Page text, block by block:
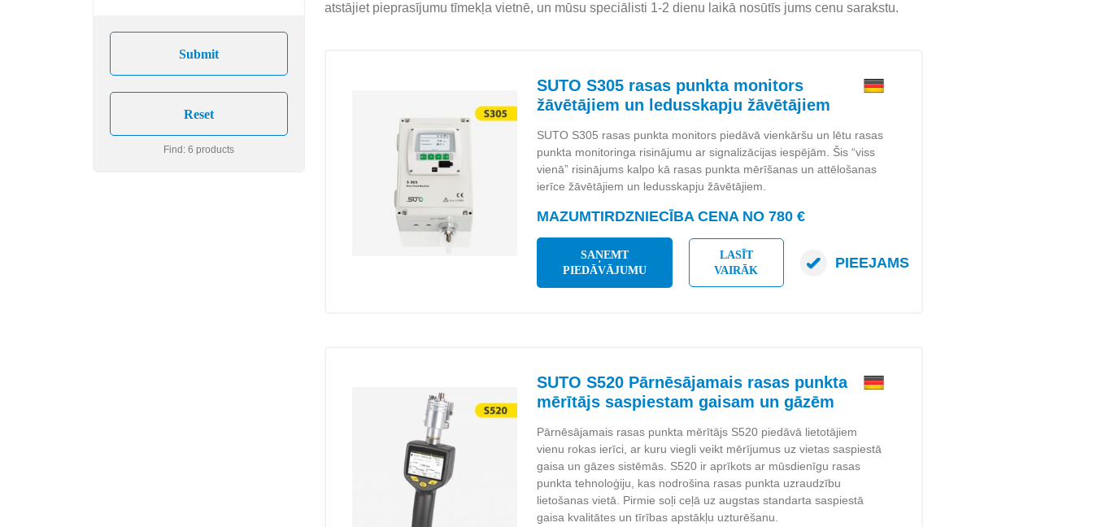
Find: 6 products
atstājiet pieprasījumu tīmekļa vietnē, un mūsu speciālisti 1-2 dienu laikā nosūtīs jums cenu sarakstu.
SUTO S305 rasas punkta monitors
žāvētājiem un ledusskapju žāvētājiem
SUTO S305 rasas punkta monitors piedāvā vienkāršu un lētu rasas
punkta monitoringa risinājumu ar signalizācijas iespējām. Šis “viss
vienā” risinājums kalpo kā rasas punkta mērīšanas un attēlošanas
ierīce žāvētājiem un ledusskapju žāvētājiem.
MAZUMTIRDZNIECĪBA CENA NO 780 €
SAŅEMT
PIEDĀVĀJUMU
LASĪT
VAIRĀK
PIEEJAMS
SUTO S520 Pārnēsājamais rasas punkta
mērītājs saspiestam gaisam un gāzēm
Pārnēsājamais rasas punkta mērītājs S520 piedāvā lietotājiem
vienu rokas ierīci, ar kuru viegli veikt mērījumus uz vietas saspiestā
gaisa un gāzes sistēmās. S520 ir aprīkots ar mūsdienīgu rasas
punkta tehnoloģiju, kas nodrošina rasas punkta uzraudzību
lietošanas vietā. Pirmie soļi ceļā uz augstas standarta saspiestā
gaisa kvalitātes un tīrības apstākļu uzturēšanu.